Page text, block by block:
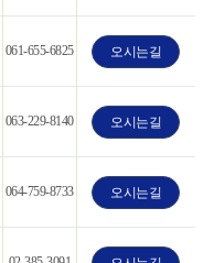
061-655-6825 오시는길
063-229-8140 오시는길
064-759-8733 오시는길